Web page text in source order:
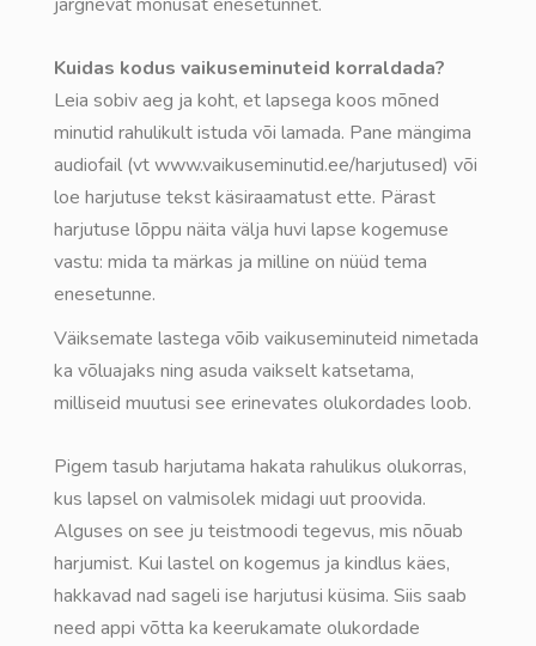
Kuidas kodus vaikuseminuteid korraldada?
Leia sobiv aeg ja koht, et lapsega koos mõned
minutid rahulikult istuda või lamada. Pane mängima
audiofail (vt www.vaikuseminutid.ee/harjutused) või
loe harjutuse tekst käsiraamatust ette. Pärast
harjutuse lõppu näita välja huvi lapse kogemuse
vastu: mida ta märkas ja milline on nüüd tema
enesetunne.
Väiksemate lastega võib vaikuseminuteid nimetada
ka võluajaks ning asuda vaikselt katsetama,
milliseid muutusi see erinevates olukordades loob.
Pigem tasub harjutama hakata rahulikus olukorras,
kus lapsel on valmisolek midagi uut proovida.
Alguses on see ju teistmoodi tegevus, mis nõuab
harjumist. Kui lastel on kogemus ja kindlus käes,
hakkavad nad sageli ise harjutusi küsima. Siis saab
need appi võtta ka keerukamate olukordade